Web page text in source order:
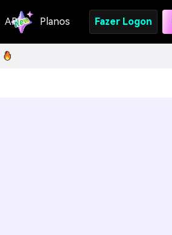
API Planos Fazer Logon